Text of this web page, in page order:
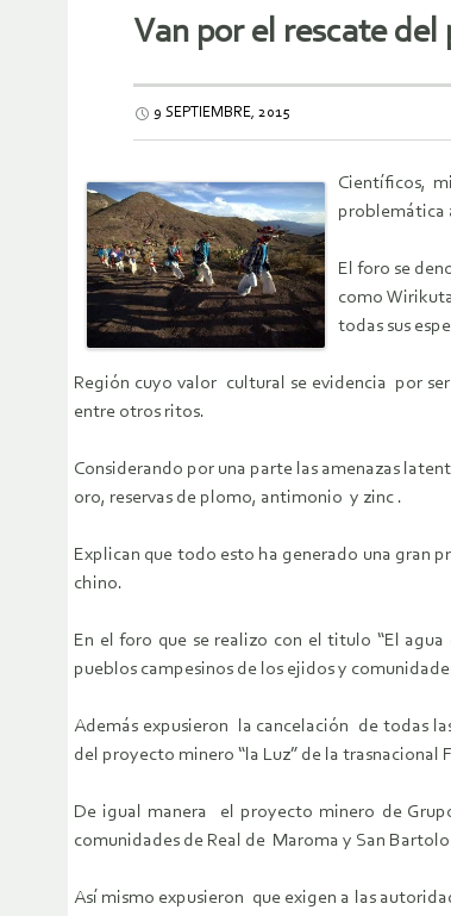
Van por el rescate
9 SEPTIEMBRE, 2015
Científicos,
problemática
El foro se
como
todas sus
Región cuyo valor cultural se evidencia por
entre otros ritos.
Considerando por una parte las amenazas
oro, reservas de plomo, antimonio y zinc .
Explican que todo esto ha generado una gran
chino.
En el foro que se realizo con el titulo “El
pueblos campesinos de los ejidos y
Además expusieron la cancelación de todas
del proyecto minero “la Luz” de la trasnacional
De igual manera el proyecto minero de
comunidades de Real de Maroma y San
Así mismo expusieron que exigen a las